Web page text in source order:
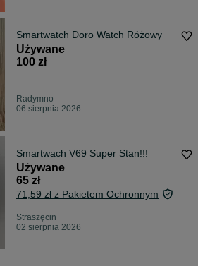
Smartwatch Doro Watch Różowy
Używane
100 zł
Radymno
06 sierpnia 2026
Smartwach V69 Super Stan!!!
Używane
65 zł
71,59 zł z Pakietem Ochronnym
Straszęcin
02 sierpnia 2026